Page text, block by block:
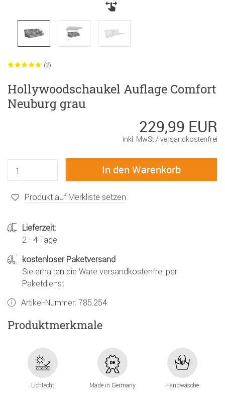
(2)
Hollywoodschaukel Auflage Comfort
Neuburg grau
229,99 EUR
inkl. MwSt / versandkostenfrei
Produkt auf Merkliste setzen
Lieferzeit:
2 - 4 Tage
kostenloser Paketversand
Sie erhalten die Ware versandkostenfrei per
Paketdienst
Artikel-Nummer: 785.254
Produktmerkmale
Lichtecht Made in Germany Handwäsche